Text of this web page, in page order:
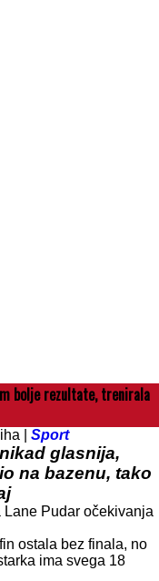
bolje rezultate, trenirala
| Sport
glasnija,
na bazenu, tako
Pudar očekivanja
ostala bez finala, no
ima svega 18